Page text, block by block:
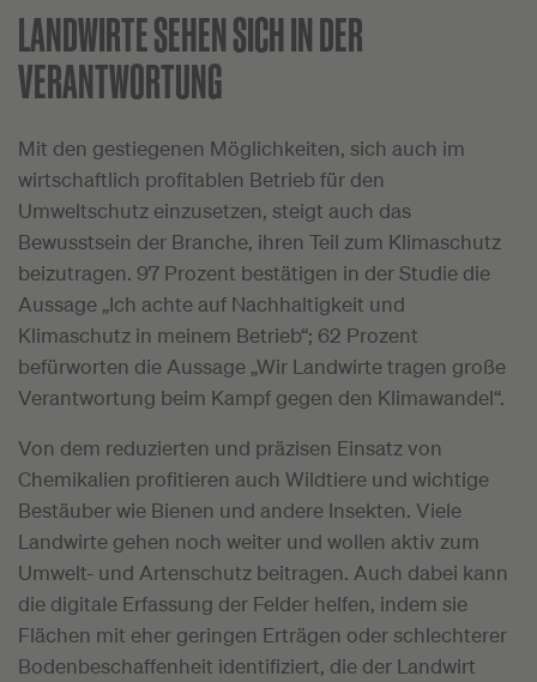
LANDWIRTE SEHEN SICH IN DER
VERANTWORTUNG
Mit den gestiegenen Möglichkeiten, sich auch im
wirtschaftlich profitablen Betrieb für den
Umweltschutz einzusetzen, steigt auch das
Bewusstsein der Branche, ihren Teil zum Klimaschutz
beizutragen. 97 Prozent bestätigen in der Studie die
Aussage „Ich achte auf Nachhaltigkeit und
Klimaschutz in meinem Betrieb“; 62 Prozent
befürworten die Aussage „Wir Landwirte tragen große
Verantwortung beim Kampf gegen den Klimawandel“.
Von dem reduzierten und präzisen Einsatz von
Chemikalien profitieren auch Wildtiere und wichtige
Bestäuber wie Bienen und andere Insekten. Viele
Landwirte gehen noch weiter und wollen aktiv zum
Umwelt- und Artenschutz beitragen. Auch dabei kann
die digitale Erfassung der Felder helfen, indem sie
Flächen mit eher geringen Erträgen oder schlechterer
Bodenbeschaffenheit identifiziert, die der Landwirt